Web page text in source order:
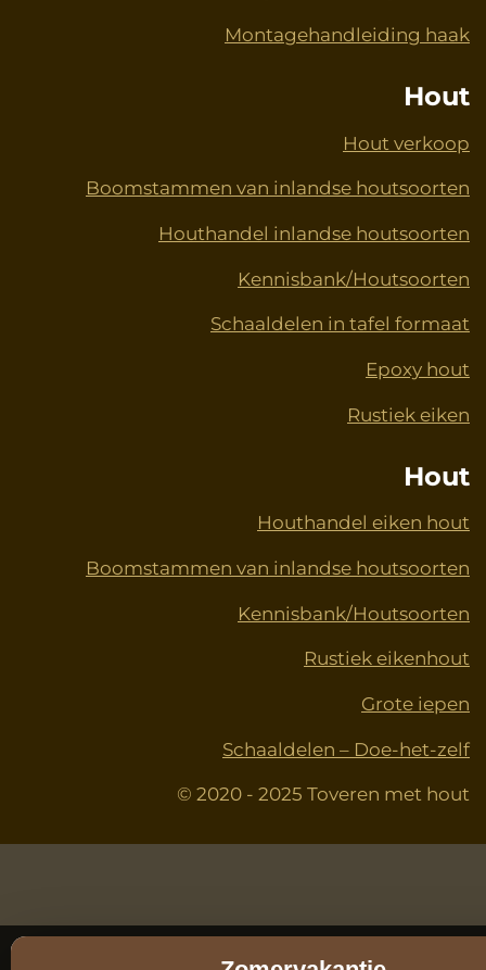
Montagehandleiding haak
Hout
Hout verkoop
Boomstammen van inlandse houtsoorten
Houthandel inlandse houtsoorten
Kennisbank/Houtsoorten
Schaaldelen in tafel formaat
Epoxy hout
Rustiek eiken
Hout
Houthandel eiken hout
Boomstammen van inlandse houtsoorten
Kennisbank/Houtsoorten
Rustiek eikenhout
Grote iepen
Schaaldelen – Doe-het-zelf
© 2020 - 2025 Toveren met hout